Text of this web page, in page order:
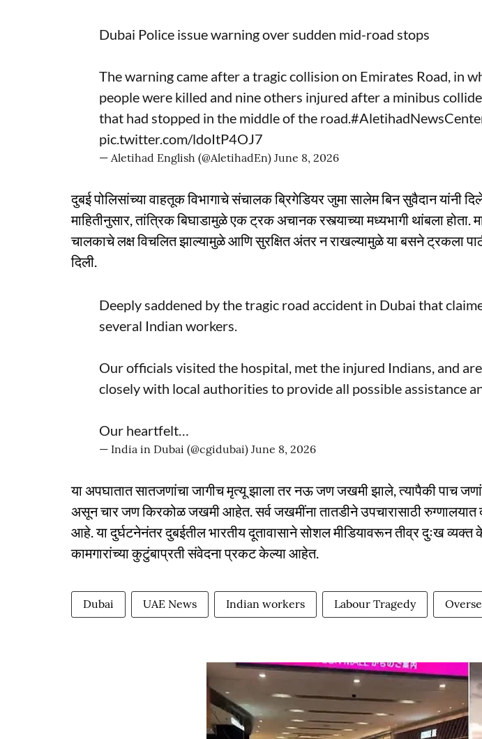
Dubai Police issue warning over sudden mid-road stops
The warning came after a tragic collision on Emirates Road, in
people were killed and nine others injured after a minibus
that had stopped in the middle of the road.
pic.twitter.com/ldoItP4OJ7
— Aletihad English (@AletihadEn) June 8, 2026
दुबई पोलिसांच्या वाहतूक विभागाचे संचालक ब्रिगेडियर जुमा सालेम बिन सुवैदान यांनी
माहितीनुसार, तांत्रिक बिघाडामुळे एक ट्रक अचानक रस्त्याच्या मध्यभागी थांबला होता.
चालकाचे लक्ष विचलित झाल्यामुळे आणि सुरक्षित अंतर न राखल्यामुळे या बसने ट्रकला
दिली.
Deeply saddened by the tragic road accident in Dubai that
several Indian workers.
Our officials visited the hospital, met the injured Indians, and
closely with local authorities to provide all possible assistance
Our heartfelt…
— India in Dubai (@cgidubai) June 8, 2026
या अपघातात सातजणांचा जागीच मृत्यू झाला तर नऊ जण जखमी झाले, त्यापैकी पाच
असून चार जण किरकोळ जखमी आहेत. सर्व जखमींना तातडीने उपचारासाठी
आहे. या दुर्घटनेनंतर दुबईतील भारतीय दूतावासाने सोशल मीडियावरून तीव्र दुःख
कामगारांच्या कुटुंबाप्रती संवेदना प्रकट केल्या आहेत.
Dubai UAE News Indian workers Labour Tragedy